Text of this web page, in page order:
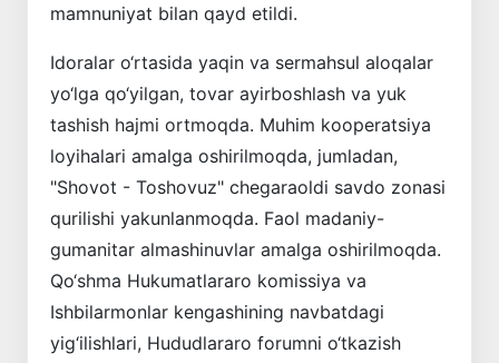
mamnuniyat bilan qayd etildi.
Idoralar o‘rtasida yaqin va sermahsul aloqalar
yo‘lga qo‘yilgan, tovar ayirboshlash va yuk
tashish hajmi ortmoqda. Muhim kooperatsiya
loyihalari amalga oshirilmoqda, jumladan,
"Shovot - Toshovuz" chegaraoldi savdo zonasi
qurilishi yakunlanmoqda. Faol madaniy-
gumanitar almashinuvlar amalga oshirilmoqda.
Qo‘shma Hukumatlararo komissiya va
Ishbilarmonlar kengashining navbatdagi
yig‘ilishlari, Hududlararo forumni o‘tkazish